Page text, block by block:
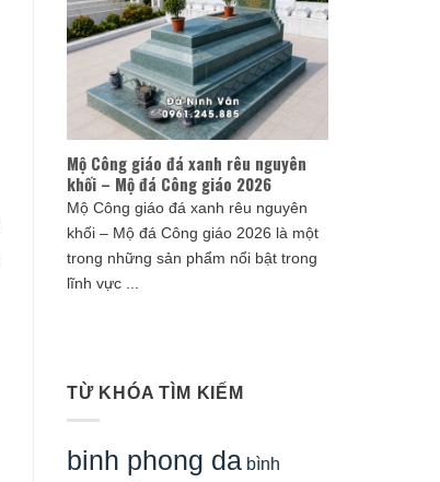
Mộ Công giáo đá xanh rêu nguyên
khối – Mộ đá Công giáo 2026
Mộ Công giáo đá xanh rêu nguyên
khối – Mộ đá Công giáo 2026 là một
trong những sản phẩm nổi bật trong
lĩnh vực ...
TỪ KHÓA TÌM KIẾM
binh phong da bình